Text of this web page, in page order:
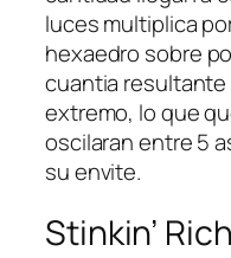
luces multiplica
hexaedro sobre
cuantia
extremo, lo que
oscilaran entre 5
su envite.
Stinkin’ Rich